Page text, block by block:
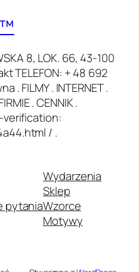
8, LOK. 66, 43-100
TELEFON: + 48 692
. FILMY . INTERNET .
. CENNIK .
verification:
/ .
pytania
Wydarzenia
Sklep
Wzorce
Motywy